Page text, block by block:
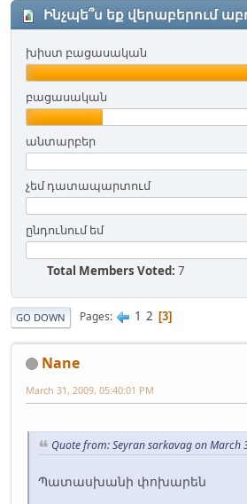
Ինչպե՞ս եք վերաբերում
խիստ բացասական
բացասական
անտարբեր
չեմ դատապարտում
ընդունում եմ
Total Members Voted: 7
GO DOWN Pages 1 2 3
Nane
March 31, 2009, 05:40:01 PM
Quote from: Seyran sarkavag on March
Պատասխանի փոխարեն